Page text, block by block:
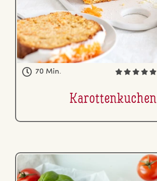
70 Min.
Ka­rot­ten­ku­chen